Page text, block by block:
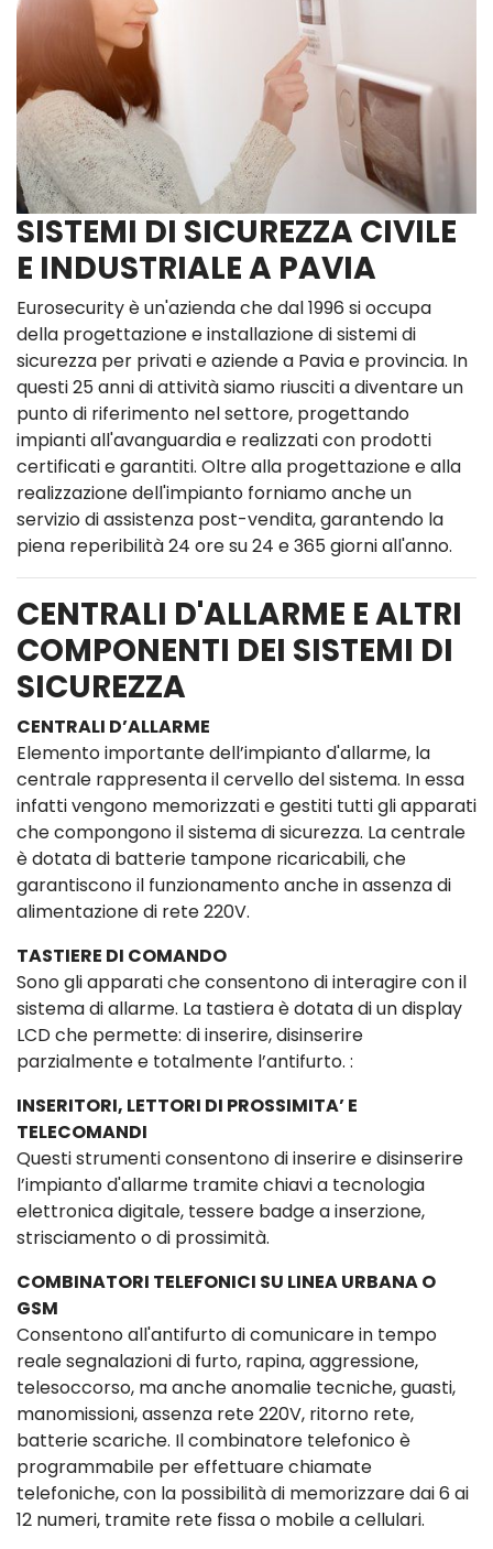
SISTEMI DI SICUREZZA CIVILE
E INDUSTRIALE A PAVIA
Eurosecurity è un'azienda che dal 1996 si occupa
della progettazione e installazione di sistemi di
sicurezza per privati e aziende a Pavia e provincia. In
questi 25 anni di attività siamo riusciti a diventare un
punto di riferimento nel settore, progettando
impianti all'avanguardia e realizzati con prodotti
certificati e garantiti. Oltre alla progettazione e alla
realizzazione dell'impianto forniamo anche un
servizio di assistenza post-vendita, garantendo la
piena reperibilità 24 ore su 24 e 365 giorni all'anno.
CENTRALI D'ALLARME E ALTRI
COMPONENTI DEI SISTEMI DI
SICUREZZA
CENTRALI D’ALLARME
Elemento importante dell’impianto d'allarme, la
centrale rappresenta il cervello del sistema. In essa
infatti vengono memorizzati e gestiti tutti gli apparati
che compongono il sistema di sicurezza. La centrale
è dotata di batterie tampone ricaricabili, che
garantiscono il funzionamento anche in assenza di
alimentazione di rete 220V.
TASTIERE DI COMANDO
Sono gli apparati che consentono di interagire con il
sistema di allarme. La tastiera è dotata di un display
LCD che permette: di inserire, disinserire
parzialmente e totalmente l’antifurto. :
INSERITORI, LETTORI DI PROSSIMITA’ E
TELECOMANDI
Questi strumenti consentono di inserire e disinserire
l’impianto d'allarme tramite chiavi a tecnologia
elettronica digitale, tessere badge a inserzione,
strisciamento o di prossimità.
COMBINATORI TELEFONICI SU LINEA URBANA O
GSM
Consentono all'antifurto di comunicare in tempo
reale segnalazioni di furto, rapina, aggressione,
telesoccorso, ma anche anomalie tecniche, guasti,
manomissioni, assenza rete 220V, ritorno rete,
batterie scariche. Il combinatore telefonico è
programmabile per effettuare chiamate
telefoniche, con la possibilità di memorizzare dai 6 ai
12 numeri, tramite rete fissa o mobile a cellulari.